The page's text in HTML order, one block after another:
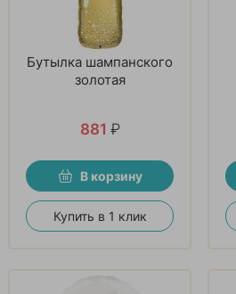
Бутылка шампанского
золотая
881 ₽
В корзину
Купить в 1 клик